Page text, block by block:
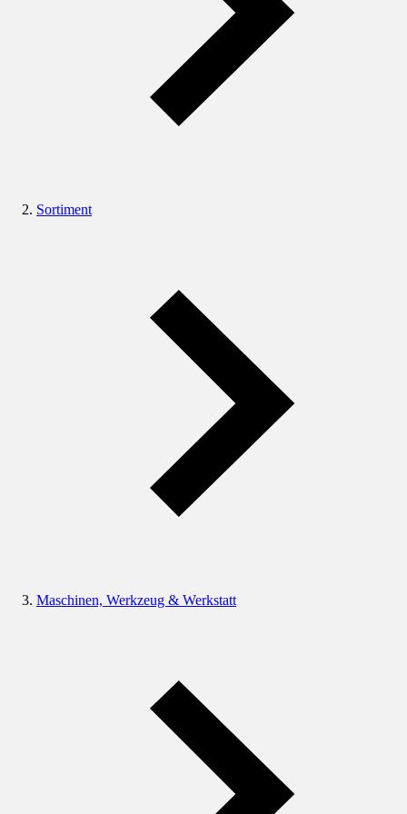
Sortiment
Maschinen, Werkzeug & Werkstatt